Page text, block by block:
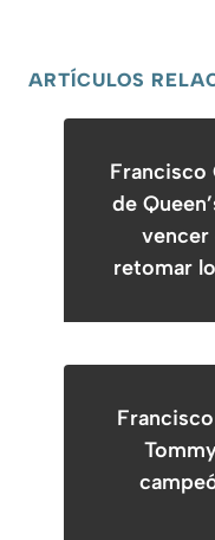
ARTÍCULOS
Francisco
de
vencer
retomar